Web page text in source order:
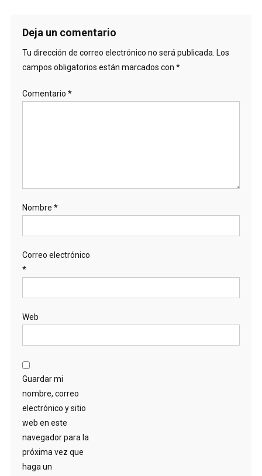
Deja un comentario
Tu dirección de correo electrónico no será publicada. Los
campos obligatorios están marcados con *
Comentario *
Nombre *
Correo electrónico
*
Web
Guardar mi
nombre, correo
electrónico y sitio
web en este
navegador para la
próxima vez que
haga un